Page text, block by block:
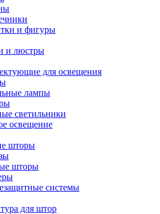
и фигуры
и люстры
для освещения
лампы
светильники
освещение
шторы
шторы
системы
для штор